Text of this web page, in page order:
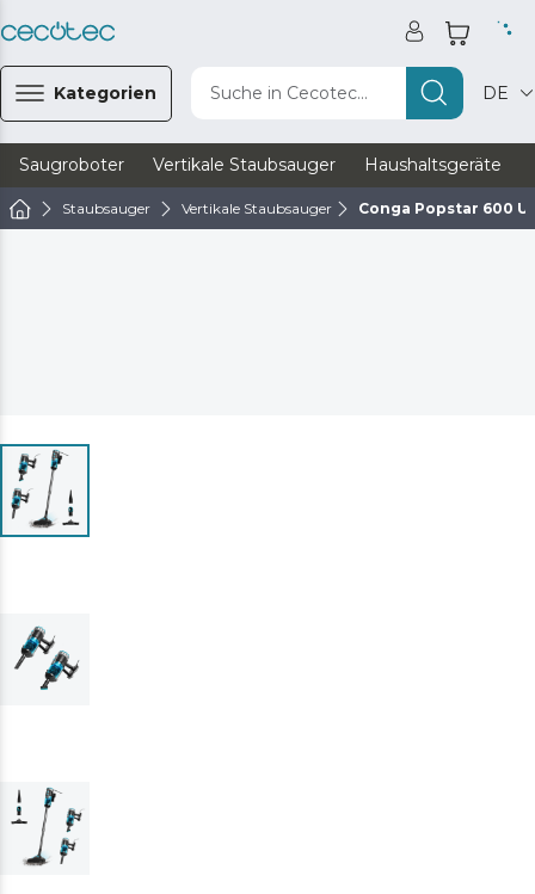
Kategorien Suche in Cecotec... DE
Saugroboter Vertikale Staubsauger Haushaltsgeräte
Staubsauger Vertikale Staubsauger Conga Popstar 600